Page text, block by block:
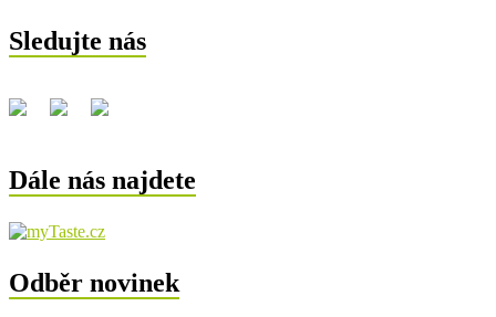
Sledujte nás
Dále nás najdete
Odběr novinek